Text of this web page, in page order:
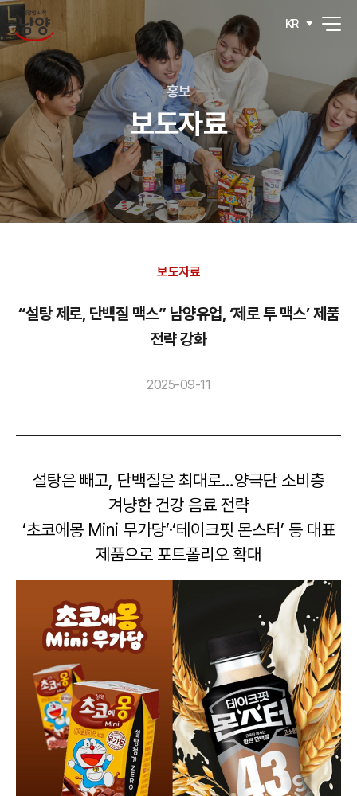
KR
홍보
보도자료
보도자료
“설탕 제로, 단백질 맥스” 남양유업, ‘제로 투 맥스’ 제품
전략 강화
2025-09-11
설탕은 빼고, 단백질은 최대로…양극단 소비층
겨냥한 건강 음료 전략
‘초코에몽 Mini 무가당’·‘테이크핏 몬스터’ 등 대표
제품으로 포트폴리오 확대